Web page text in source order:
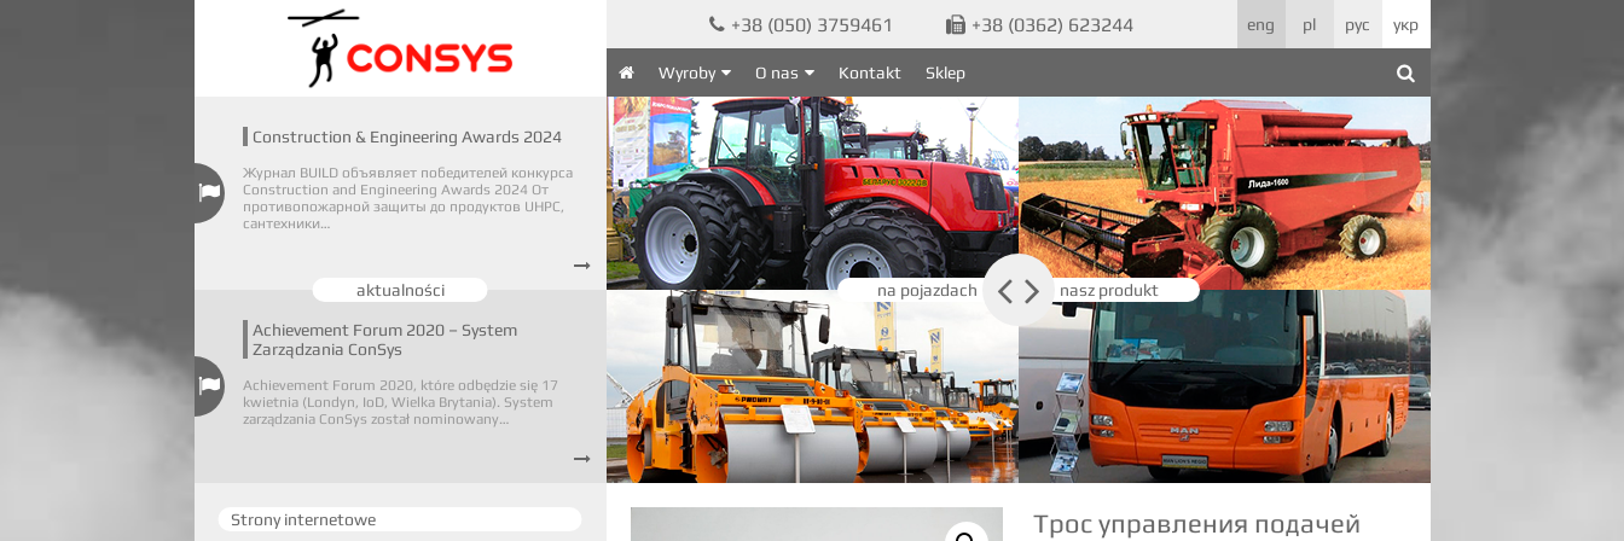
eng pl рус укр
 +38 (050) 3759461  +38 (0362) 623244
 Wyroby O nas Kontakt Sklep
aktualności
Construction & Engineering Awards 2024
Журнал BUILD объявляет победителей конкурса
Construction and Engineering Awards 2024 От
противопожарной защиты до продуктов UHPC,
сантехники…

Achievement Forum 2020 – System
Zarządzania ConSys
Achievement Forum 2020, które odbędzie się 17
kwietnia (Londyn, IoD, Wielka Brytania). System
zarządzania ConSys został nominowany…

na pojazdach nasz produkt
 
Strony internetowe
Трос управления подачей